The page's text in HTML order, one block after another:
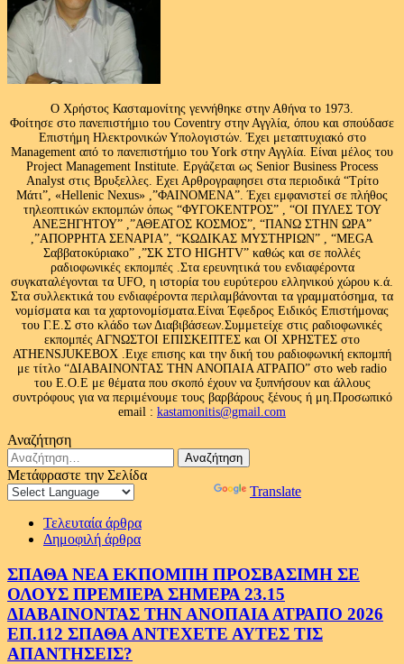
Ο Χρήστος Κασταμονίτης γεννήθηκε στην Αθήνα το 1973.
Φοίτησε στο πανεπιστήμιο του Coventry στην Αγγλία, όπου και σπούδασε
Επιστήμη Ηλεκτρονικών Υπολογιστών. Έχει μεταπτυχιακό στο
Management από το πανεπιστήμιο του Υork στην Αγγλία. Είναι μέλος του
Project Management Institute. Εργάζεται ως Senior Business Process
Analyst στις Βρυξελλες. Εχει Αρθρογραφησει στα περιοδικά “Τρίτο
Μάτι”, «Hellenic Nexus» ,”ΦΑΙΝΟΜΕΝΑ”. Έχει εμφανιστεί σε πλήθος
τηλεοπτικών εκπομπών όπως “ΦΥΓΟΚΕΝΤΡΟΣ” , “ΟΙ ΠΥΛΕΣ ΤΟΥ
ΑΝΕΞΗΓΗΤΟΥ” ,”ΑΘΕΑΤΟΣ ΚΟΣΜΟΣ”, “ΠΑΝΩ ΣΤΗΝ ΩΡΑ”
,”ΑΠΟΡΡΗΤΑ ΣΕΝΑΡΙΑ”, “ΚΩΔΙΚΑΣ ΜΥΣΤΗΡΙΩΝ” , “MEGA
Σαββατοκύριακο” ,”ΣΚ ΣΤΟ HIGHTV” καθώς και σε πολλές
ραδιοφωνικές εκπομπές .Στα ερευνητικά του ενδιαφέροντα
συγκαταλέγονται τα UFO, η ιστορία του ευρύτερου ελληνικού χώρου κ.ά.
Στα συλλεκτικά του ενδιαφέροντα περιλαμβάνονται τα γραμματόσημα, τα
νομίσματα και τα χαρτονομίσματα.Είναι Έφεδρος Ειδικός Επιστήμονας
του Γ.Ε.Σ στο κλάδο των Διαβιβάσεων.Συμμετείχε στις ραδιοφωνικές
εκπομπές ΑΓΝΩΣΤΟΙ ΕΠΙΣΚΕΠΤΕΣ και ΟΙ ΧΡΗΣΤΕΣ στο
ATHENSJUKEBOX .Ειχε επισης και την δική του ραδιοφωνική εκπομπή
με τίτλο “ΔΙΑΒΑΙΝΟΝΤΑΣ ΤΗΝ ΑΝΟΠΑΙΑ ΑΤΡΑΠΟ” στο web radio
του Ε.Ο.Ε με θέματα που σκοπό έχουν να ξυπνήσουν και άλλους
συντρόφους για να περιμένουμε τους βαρβάρους ξένους ή μη.Προσωπικό
email : kastamonitis@gmail.com
Αναζήτηση
Αναζήτηση
για:
Μετάφραστε την Σελίδα
Translate
Τελευταία άρθρα
Δημοφιλή άρθρα
ΣΠΑΘΑ ΝΕΑ ΕΚΠΟΜΠΗ ΠΡΟΣΒΑΣΙΜΗ ΣΕ
ΟΛΟΥΣ ΠΡΕΜΙΕΡΑ ΣΗΜΕΡΑ 23.15
ΔΙΑΒΑΙΝΟΝΤΑΣ ΤΗΝ ΑΝΟΠΑΙΑ ΑΤΡΑΠΟ 2026
ΕΠ.112 ΣΠΑΘΑ ΑΝΤΕΧΕΤΕ ΑΥΤΕΣ ΤΙΣ
ΑΠΑΝΤΗΣΕΙΣ?